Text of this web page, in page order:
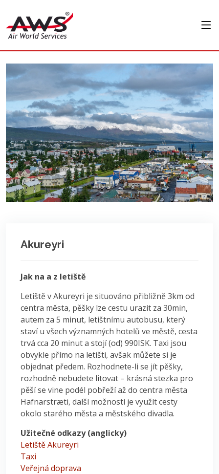
Akureyri
Jak na a z letiště
Letiště v Akureyri je situováno přibližně 3km od
centra města, pěšky lze cestu urazit za 30min,
autem za 5 minut, letištnímu autobusu, který
staví u všech významných hotelů ve městě, cesta
trvá cca 20 minut a stojí (od) 990ISK. Taxi jsou
obvykle přímo na letišti, avšak můžete si je
objednat předem. Rozhodnete-li se jít pěšky,
rozhodně nebudete litovat – krásná stezka pro
pěší se vine podél pobřeží až do centra města
Hafnarstræti, další možností je využít cesty
okolo starého města a městského divadla.
Užitečné odkazy (anglicky)
Letiště Akureyri
Taxi
Veřejná doprava